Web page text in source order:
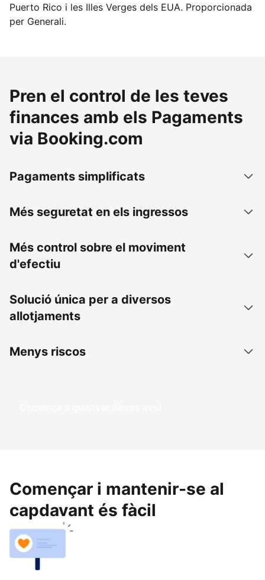
Puerto Rico i les Illes Verges dels EUA. Proporcionada
per Generali.
Pren el control de les teves
finances amb els Pagaments
via Booking.com
Pagaments simplificats
Més seguretat en els ingressos
Més control sobre el moviment
d'efectiu
Solució única per a diversos
allotjaments
Menys riscos
Comença a guanyar diners avui
Començar i mantenir-se al
capdavant és fàcil